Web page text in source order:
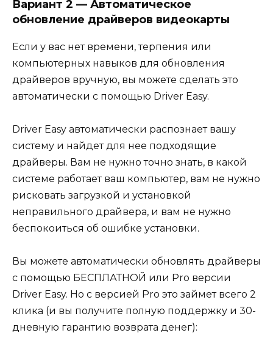
Вариант 2 — Автоматическое
обновление драйверов видеокарты
Если у вас нет времени, терпения или
компьютерных навыков для обновления
драйверов вручную, вы можете сделать это
автоматически с помощью Driver Easy.
Driver Easy автоматически распознает вашу
систему и найдет для нее подходящие
драйверы. Вам не нужно точно знать, в какой
системе работает ваш компьютер, вам не нужно
рисковать загрузкой и установкой
неправильного драйвера, и вам не нужно
беспокоиться об ошибке установки.
Вы можете автоматически обновлять драйверы
с помощью БЕСПЛАТНОЙ или Pro версии
Driver Easy. Но с версией Pro это займет всего 2
клика (и вы получите полную поддержку и 30-
дневную гарантию возврата денег):